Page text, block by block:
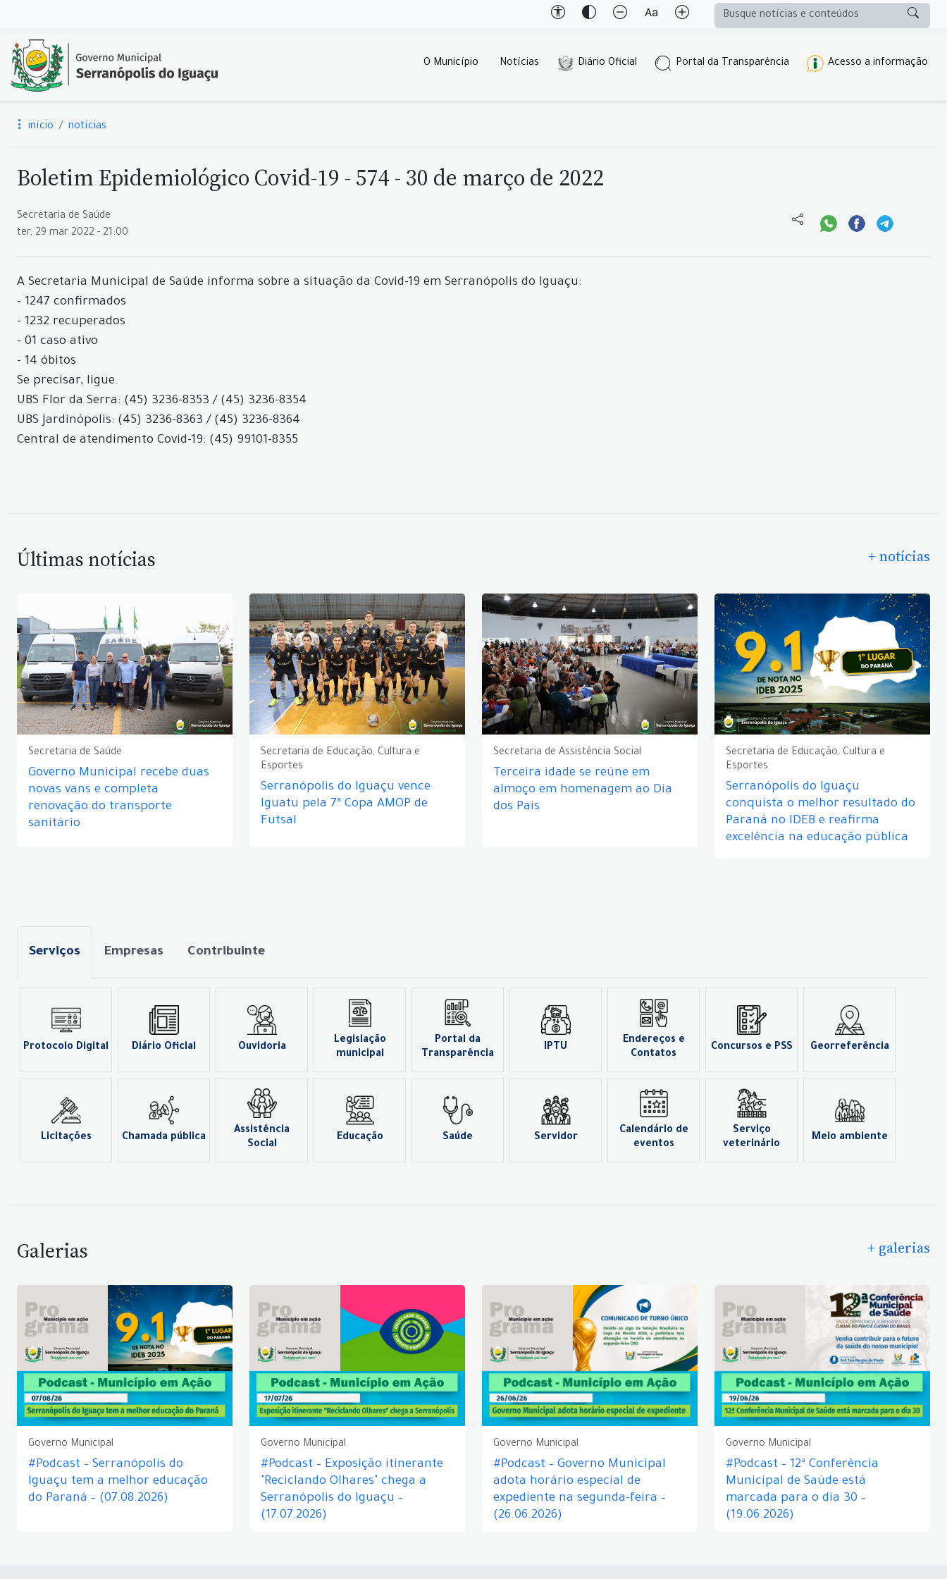
O Município Notícias Diário Oficial Portal da Transparência Acesso a informação
início notícias
Boletim Epidemiológico Covid-19 - 574 - 30 de março de 2022
Secretaria de Saúde
ter, 29 mar 2022 - 21:00
A Secretaria Municipal de Saúde informa sobre a situação da Covid-19 em Serranópolis do Iguaçu:
- 1247 confirmados
- 1232 recuperados
- 01 caso ativo
- 14 óbitos
Se precisar, ligue.
UBS Flor da Serra: (45) 3236-8353 / (45) 3236-8354
UBS Jardinópolis: (45) 3236-8363 / (45) 3236-8364
Central de atendimento Covid-19: (45) 99101-8355
Últimas notícias + notícias
Secretaria de Saúde
Governo Municipal recebe duas
novas vans e completa
renovação do transporte
sanitário
Secretaria de Educação, Cultura e
Esportes
Serranópolis do Iguaçu vence
Iguatu pela 7ª Copa AMOP de
Futsal
Secretaria de Assistência Social
Terceira idade se reúne em
almoço em homenagem ao Dia
dos Pais
Secretaria de Educação, Cultura e
Esportes
Serranópolis do Iguaçu
conquista o melhor resultado do
Paraná no IDEB e reafirma
excelência na educação pública
Serviços Empresas Contribuinte
Protocolo Digital Diário Oficial Ouvidoria
Legislação
municipal
Portal da
Transparência
IPTU
Endereços e
Contatos
Concursos e PSS Georreferência
Licitações Chamada pública
Assistência
Social
Educação Saúde Servidor
Calendário de
eventos
Serviço
veterinário
Meio ambiente
Galerias + galerias
Governo Municipal
#Podcast – Serranópolis do
Iguaçu tem a melhor educação
do Paraná – (07.08.2026)
Governo Municipal
#Podcast – Exposição itinerante
"Reciclando Olhares" chega a
Serranópolis do Iguaçu –
(17.07.2026)
Governo Municipal
#Podcast – Governo Municipal
adota horário especial de
expediente na segunda-feira –
(26.06.2026)
Governo Municipal
#Podcast – 12ª Conferência
Municipal de Saúde está
marcada para o dia 30 –
(19.06.2026)